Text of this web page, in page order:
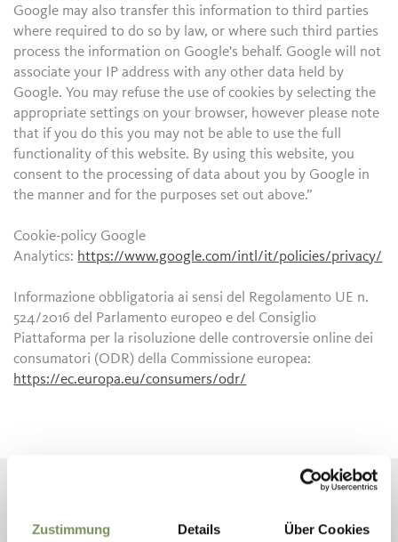
Zustimmung Details Über Cookies
Google may also transfer this information to third parties
where required to do so by law, or where such third parties
process the information on Google's behalf. Google will not
associate your IP address with any other data held by
Google. You may refuse the use of cookies by selecting the
appropriate settings on your browser, however please note
that if you do this you may not be able to use the full
functionality of this website. By using this website, you
consent to the processing of data about you by Google in
the manner and for the purposes set out above.”
Cookie-policy Google
Analytics: https://www.google.com/intl/it/policies/privacy/
Informazione obbligatoria ai sensi del Regolamento UE n.
524/2016 del Parlamento europeo e del Consiglio
Piattaforma per la risoluzione delle controversie online dei
consumatori (ODR) della Commissione europea:
https://ec.europa.eu/consumers/odr/
nostra newsletter. A questo proposito sono necessari un